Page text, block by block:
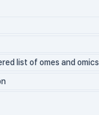
list of omes and omics